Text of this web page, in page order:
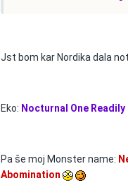
Jst bom kar Nordika dala
Eko: Nocturnal One
Pa še moj Monster name:
Abomination